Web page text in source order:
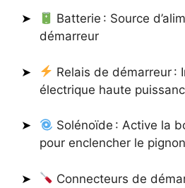
Batterie : Source
démarreur
Relais de démarreur :
électrique haute
Solénoïde : Active la
pour enclencher le pignon
Connecteurs de